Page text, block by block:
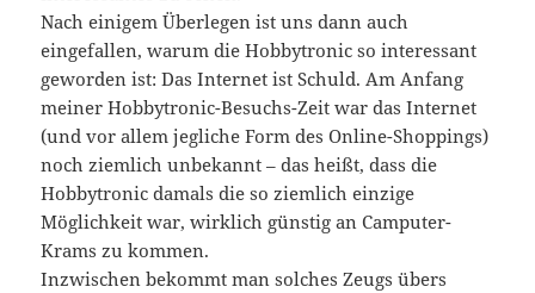
Nach einigem Überlegen ist uns dann auch
eingefallen, warum die Hobbytronic so interessant
geworden ist: Das Internet ist Schuld. Am Anfang
meiner Hobbytronic-Besuchs-Zeit war das Internet
(und vor allem jegliche Form des Online-Shoppings)
noch ziemlich unbekannt – das heißt, dass die
Hobbytronic damals die so ziemlich einzige
Möglichkeit war, wirklich günstig an Camputer-
Krams zu kommen.
Inzwischen bekommt man solches Zeugs übers